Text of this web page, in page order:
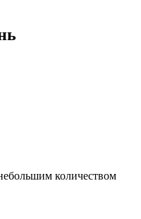
количеством